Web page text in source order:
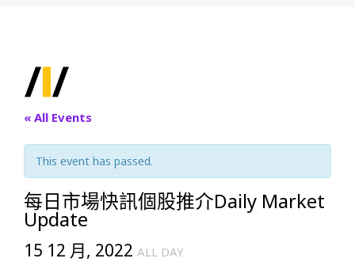
« All Events
This event has passed.
每日市場快訊個股推介Daily Market
Update
15 12 月, 2022 ALL DAY